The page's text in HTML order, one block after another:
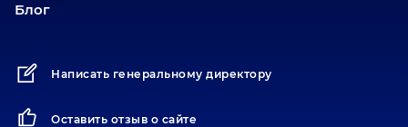
Казань
Калининград
Блог
Написать генеральному директору
Оставить отзыв о сайте